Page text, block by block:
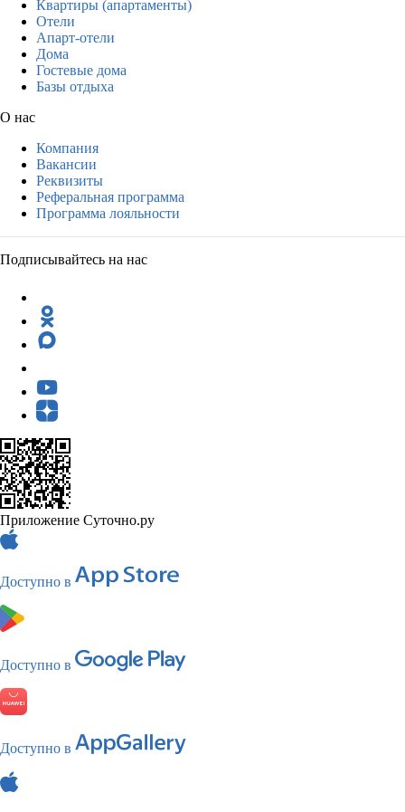
Квартиры (апартаменты)
Отели
Апарт-отели
Дома
Гостевые дома
Базы отдыха
О нас
Компания
Вакансии
Реквизиты
Реферальная программа
Программа лояльности
Подписывайтесь на нас
Приложение Суточно.ру
Доступно в
Доступно в
Доступно в